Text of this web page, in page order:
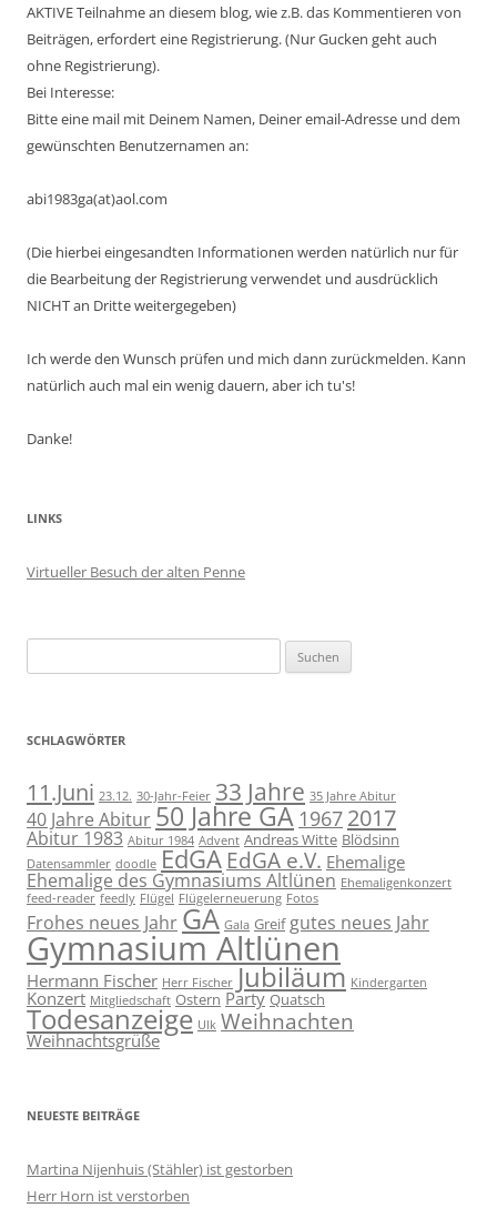
AKTIVE Teilnahme an diesem blog, wie z.B. das Kommentieren von
Beiträgen, erfordert eine Registrierung. (Nur Gucken geht auch
ohne Registrierung).
Bei Interesse:
Bitte eine mail mit Deinem Namen, Deiner email-Adresse und dem
gewünschten Benutzernamen an:
abi1983ga(at)aol.com
(Die hierbei eingesandten Informationen werden natürlich nur für
die Bearbeitung der Registrierung verwendet und ausdrücklich
NICHT an Dritte weitergegeben)
Ich werde den Wunsch prüfen und mich dann zurückmelden. Kann
natürlich auch mal ein wenig dauern, aber ich tu's!
Danke!
LINKS
Virtueller Besuch der alten Penne
nach:
SCHLAGWÖRTER
11.Juni 23.12. 30-Jahr-Feier 33 Jahre 35 Jahre Abitur
40 Jahre Abitur 50 Jahre GA 1967 2017
Abitur 1983 Abitur 1984 Advent Andreas Witte Blödsinn
Datensammler doodle EdGA EdGA e.V. Ehemalige
Ehemalige des Gymnasiums Altlünen Ehemaligenkonzert
feed-reader feedly Flügel Flügelerneuerung Fotos
Frohes neues Jahr GA Gala Greif gutes neues Jahr
Gymnasium Altlünen
Hermann Fischer Herr Fischer Jubiläum Kindergarten
Konzert Mitgliedschaft Ostern Party Quatsch
Todesanzeige Ulk Weihnachten
Weihnachtsgrüße
NEUESTE BEITRÄGE
Martina Nijenhuis (Stähler) ist gestorben
Herr Horn ist verstorben